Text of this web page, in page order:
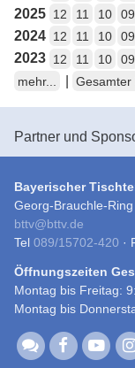
2025 12 11 10 09
2024 12 11 10 09
2023 12 11 10 09
mehr...
Gesamter
Partner und
Bayerischer
Georg-Brauchle-
bttv@bttv.de
Tel 089/15702-420 ·
Öffnungszeiten
Montag bis Freitag:
Montag bis